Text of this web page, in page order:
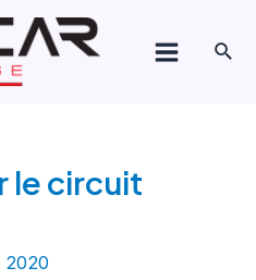
Menu
le circuit
2020